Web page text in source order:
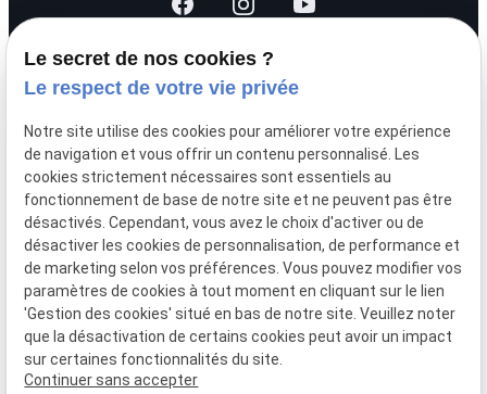
Mentions légales
Politique de
confidentialité
Gestion
des
cookies
Plan du
site
Le secret de nos cookies ?
Le respect de votre vie privée
Notre site utilise des cookies pour améliorer votre expérience
de navigation et vous offrir un contenu personnalisé. Les
cookies strictement nécessaires sont essentiels au
fonctionnement de base de notre site et ne peuvent pas être
désactivés. Cependant, vous avez le choix d'activer ou de
désactiver les cookies de personnalisation, de performance et
de marketing selon vos préférences. Vous pouvez modifier vos
paramètres de cookies à tout moment en cliquant sur le lien
'Gestion des cookies' situé en bas de notre site. Veuillez noter
que la désactivation de certains cookies peut avoir un impact
sur certaines fonctionnalités du site.
Continuer sans accepter